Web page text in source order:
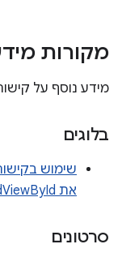
מקורות
מידע נוסף על
בלוגים
את findViewById
סרטונים